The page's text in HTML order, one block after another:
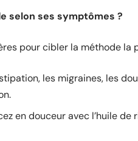
selon ses symptômes ?
pour cibler la méthode la
les migraines, les
en douceur avec l’huile de